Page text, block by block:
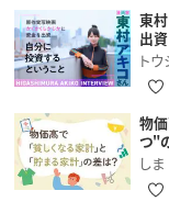
東
出
ト
物価
つ"
しま